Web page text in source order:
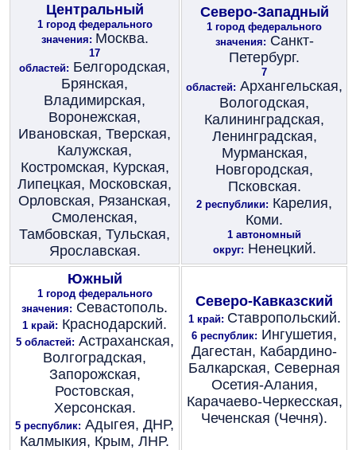
Центральный
1 город федерального
значения: Москва.
17
областей: Белгородская,
Брянская,
Владимирская,
Воронежская,
Ивановская, Тверская,
Калужская,
Костромская, Курская,
Липецкая, Московская,
Орловская, Рязанская,
Смоленская,
Тамбовская, Тульская,
Ярославская.
Северо-Западный
1 город федерального
значения: Санкт-
Петербург.
7
областей: Архангельская,
Вологодская,
Калининградская,
Ленинградская,
Мурманская,
Новгородская,
Псковская.
2 республики: Карелия,
Коми.
1 автономный
округ: Ненецкий.
Южный
1 город федерального
значения: Севастополь.
1 край: Краснодарский.
5 областей: Астраханская,
Волгоградская,
Запорожская,
Ростовская,
Херсонская.
5 республик: Адыгея, ДНР,
Калмыкия, Крым, ЛНР.
Северо-Кавказский
1 край: Ставропольский.
6 республик: Ингушетия,
Дагестан, Кабардино-
Балкарская, Северная
Осетия-Алания,
Карачаево-Черкесская,
Чеченская (Чечня).